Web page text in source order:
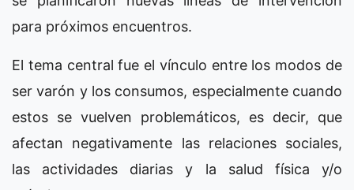
para próximos encuentros.
El tema central fue el vínculo entre los modos de
ser varón y los consumos, especialmente cuando
estos se vuelven problemáticos, es decir, que
afectan negativamente las relaciones sociales,
las actividades diarias y la salud física y/o